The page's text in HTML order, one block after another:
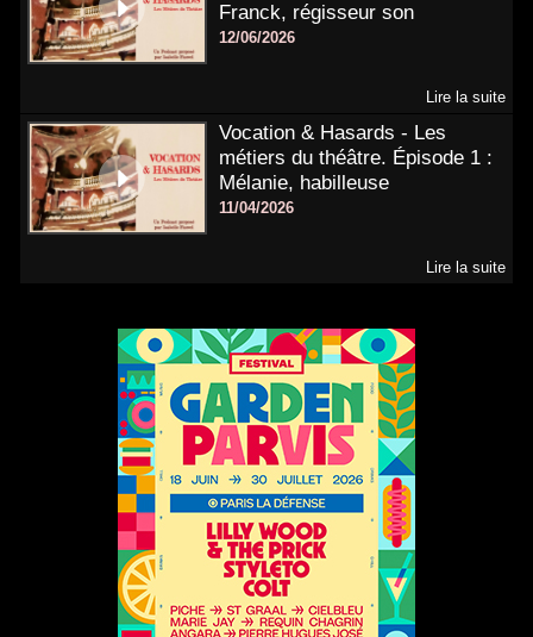
Franck, régisseur son
12/06/2026
Lire la suite
Vocation & Hasards - Les
métiers du théâtre. Épisode 1 :
Mélanie, habilleuse
11/04/2026
Lire la suite